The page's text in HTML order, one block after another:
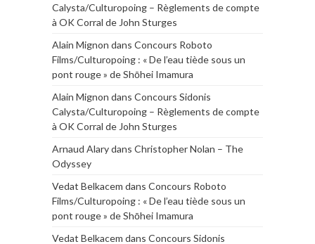
Calysta/Culturopoing – Règlements de compte
à OK Corral de John Sturges
Alain Mignon dans Concours Roboto
Films/Culturopoing : « De l’eau tiède sous un
pont rouge » de Shōhei Imamura
Alain Mignon dans Concours Sidonis
Calysta/Culturopoing – Règlements de compte
à OK Corral de John Sturges
Arnaud Alarydans Christopher Nolan – The
Odyssey
Vedat Belkacem dans Concours Roboto
Films/Culturopoing : « De l’eau tiède sous un
pont rouge » de Shōhei Imamura
Vedat Belkacem dans Concours Sidonis